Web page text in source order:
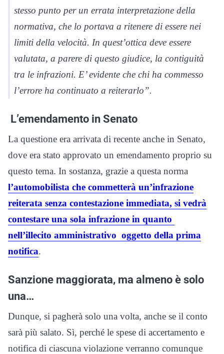
stesso punto per un errata interpretazione della
normativa, che lo portava a ritenere di essere nei
limiti della velocità. In quest’ottica deve essere
valutata, a parere di questo giudice, la contiguità
tra le infrazioni. E’ evidente che chi ha commesso
l’errore ha continuato a reiterarlo”.
L’emendamento in Senato
La questione era arrivata di recente anche in Senato,
dove era stato approvato un emendamento proprio su
questo tema. In sostanza, grazie a questa norma
l’automobilista che commetterà un’infrazione
reiterata senza contestazione immediata, si vedrà
contestare una sola infrazione in quanto
nell’illecito amministrativo oggetto della prima
notifica.
Sanzione maggiorata, ma almeno è solo
una…
Dunque, si pagherà solo una volta, anche se il conto
sarà più salato. Sì, perché le spese di accertamento e
notifica di ciascuna violazione verranno comunque